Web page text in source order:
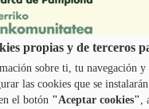
propias y de terceros
sobre ti, tu navegación
las cookies que se
el botón "Aceptar cookies",